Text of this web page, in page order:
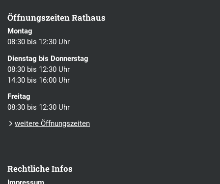
Öffnungszeiten Rathaus
Montag
08:30 bis 12:30 Uhr
Dienstag bis Donnerstag
08:30 bis 12:30 Uhr
14:30 bis 16:00 Uhr
Freitag
08:30 bis 12:30 Uhr
weitere Öffnungszeiten
Rechtliche Infos